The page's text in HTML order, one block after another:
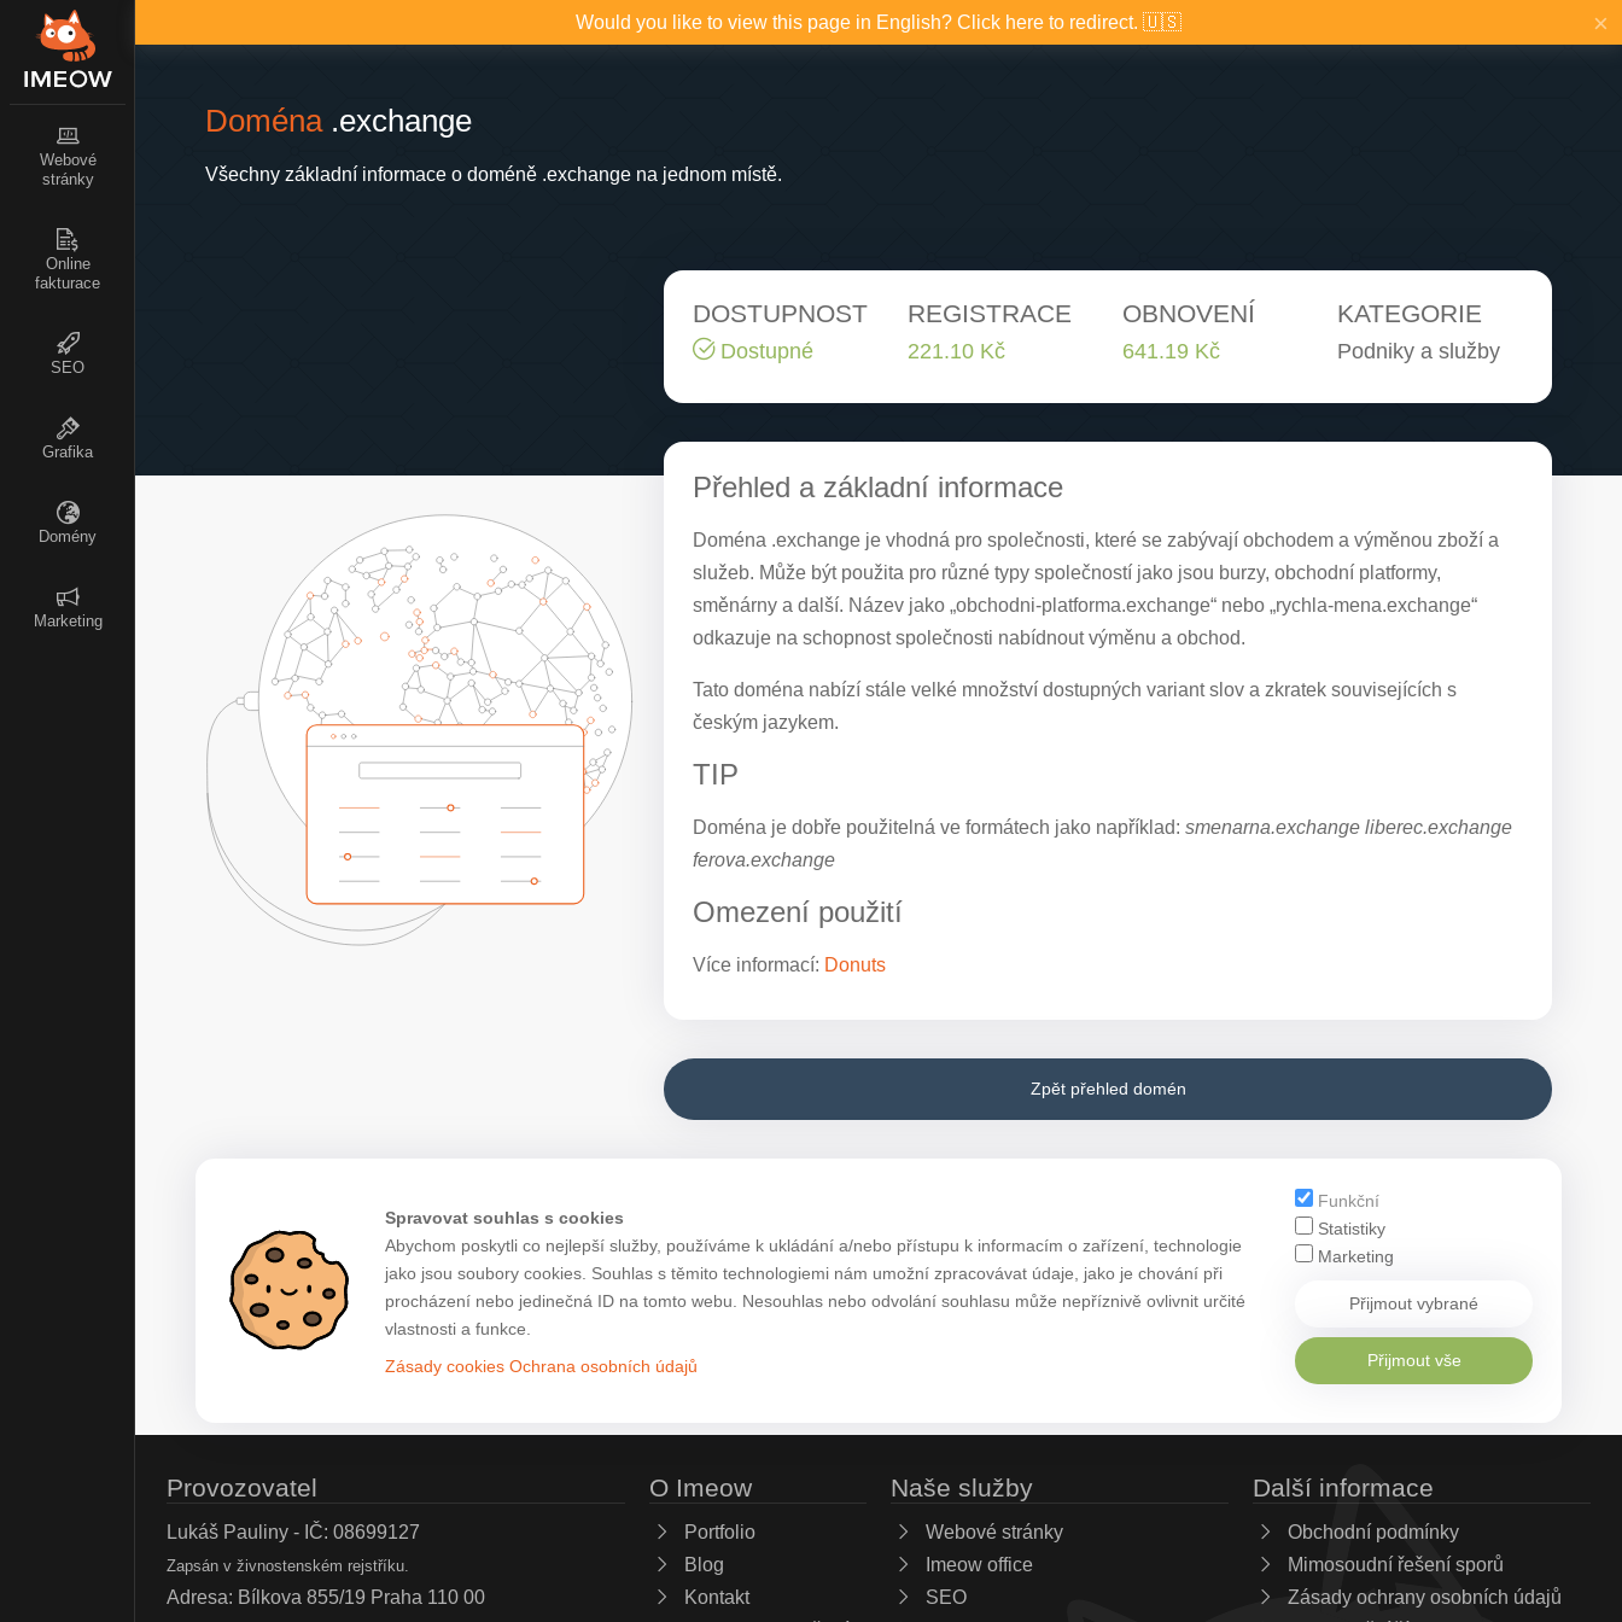
Webové
stránky
Online
fakturace
SEO
Grafika
Domény
Marketing
Would you like to view this page in English? Click here to redirect. 🇺🇸 ×
Doména.exchange
Všechny základní informace o doméně .exchange na jednom místě.
DOSTUPNOST
Dostupné
REGISTRACE
221.10 Kč
OBNOVENÍ
641.19 Kč
KATEGORIE
Podniky a služby
Přehled a základní informace
Doména .exchange je vhodná pro společnosti, které se zabývají obchodem a výměnou zboží a
služeb. Může být použita pro různé typy společností jako jsou burzy, obchodní platformy,
směnárny a další. Název jako „obchodni-platforma.exchange“ nebo „rychla-mena.exchange“
odkazuje na schopnost společnosti nabídnout výměnu a obchod.
Tato doména nabízí stále velké množství dostupných variant slov a zkratek souvisejících s
českým jazykem.
TIP
Doména je dobře použitelná ve formátech jako například: smenarna.exchange liberec.exchange
ferova.exchange
Omezení použití
Více informací: Donuts
Zpět přehled domén
Spravovat souhlas s cookies
Abychom poskytli co nejlepší služby, používáme k ukládání a/nebo přístupu k informacím o zařízení, technologie
jako jsou soubory cookies. Souhlas s těmito technologiemi nám umožní zpracovávat údaje, jako je chování při
procházení nebo jedinečná ID na tomto webu. Nesouhlas nebo odvolání souhlasu může nepříznivě ovlivnit určité
vlastnosti a funkce.
Zásady cookies Ochrana osobních údajů
Funkční
Statistiky
Marketing
Přijmout vybrané
Přijmout vše
Provozovatel
Lukáš Pauliny - IČ: 08699127
Zapsán v živnostenském rejstříku.
Adresa: Bílkova 855/19 Praha 110 00
O Imeow
Portfolio
Blog
Kontakt
Naše služby
Webové stránky
Imeow office
SEO
Další informace
Obchodní podmínky
Mimosoudní řešení sporů
Zásady ochrany osobních údajů